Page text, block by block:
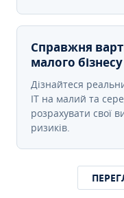
Справжня
малого
Дізнайтеся
IT на малий та
розрахувати свої
ризиків.